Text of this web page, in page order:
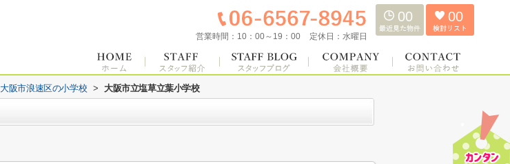
営業時間： 10：00～19：00 定休日： 水曜日
00 00
大阪市浪速区の小学校 > 大阪市立塩草立葉小学校